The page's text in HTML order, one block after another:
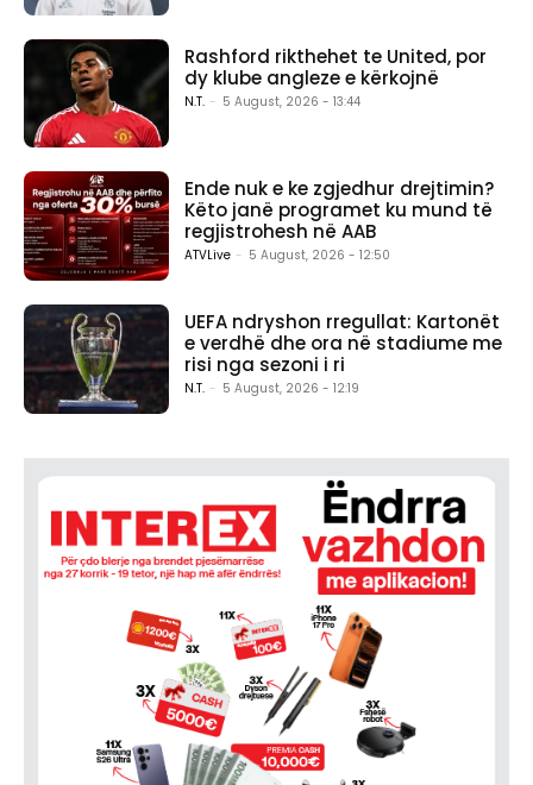
Rashford rikthehet te United, por
dy klube angleze e kërkojnë
N.T. - 5 August, 2026 - 13:44
Ende nuk e ke zgjedhur drejtimin?
Këto janë programet ku mund të
regjistrohesh në AAB
ATVLive - 5 August, 2026 - 12:50
UEFA ndryshon rregullat: Kartonët
e verdhë dhe ora në stadiume me
risi nga sezoni i ri
N.T. - 5 August, 2026 - 12:19